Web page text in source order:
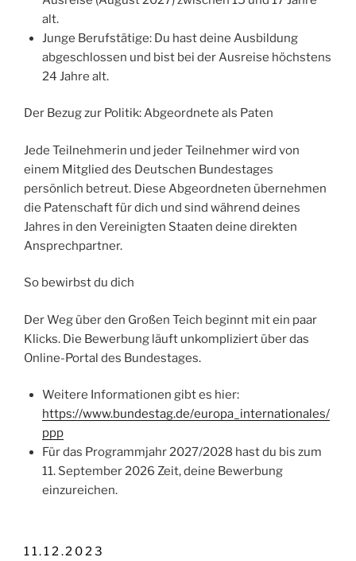
alt.
Junge Berufstätige: Du hast deine Ausbildung
abgeschlossen und bist bei der Ausreise höchstens
24 Jahre alt.
Der Bezug zur Politik: Abgeordnete als Paten
Jede Teilnehmerin und jeder Teilnehmer wird von
einem Mitglied des Deutschen Bundestages
persönlich betreut. Diese Abgeordneten übernehmen
die Patenschaft für dich und sind während deines
Jahres in den Vereinigten Staaten deine direkten
Ansprechpartner.
So bewirbst du dich
Der Weg über den Großen Teich beginnt mit ein paar
Klicks. Die Bewerbung läuft unkompliziert über das
Online-Portal des Bundestages.
Weitere Informationen gibt es hier:
https://www.bundestag.de/europa_internationales/
ppp
Für das Programmjahr 2027/2028 hast du bis zum
11. September 2026 Zeit, deine Bewerbung
einzureichen.
VERÖFFENTLICHT
11.12.2023